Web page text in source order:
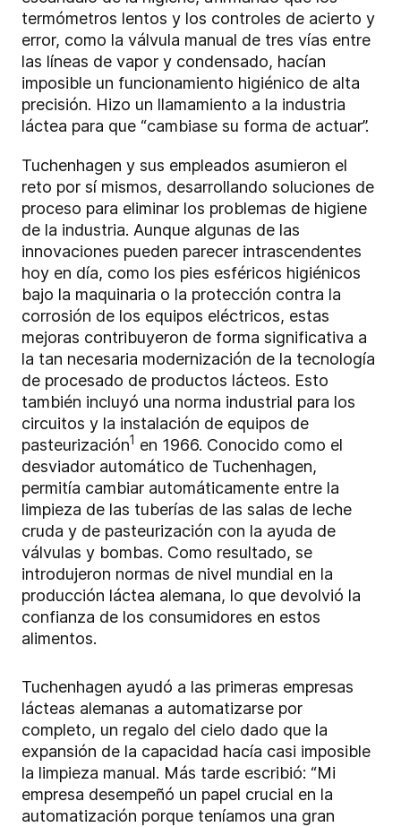
termómetros lentos y los controles de acierto y
error, como la válvula manual de tres vías entre
las líneas de vapor y condensado, hacían
imposible un funcionamiento higiénico de alta
precisión. Hizo un llamamiento a la industria
láctea para que “cambiase su forma de actuar”.
Tuchenhagen y sus empleados asumieron el
reto por sí mismos, desarrollando soluciones de
proceso para eliminar los problemas de higiene
de la industria. Aunque algunas de las
innovaciones pueden parecer intrascendentes
hoy en día, como los pies esféricos higiénicos
bajo la maquinaria o la protección contra la
corrosión de los equipos eléctricos, estas
mejoras contribuyeron de forma significativa a
la tan necesaria modernización de la tecnología
de procesado de productos lácteos. Esto
también incluyó una norma industrial para los
circuitos y la instalación de equipos de
pasteurización1 en 1966. Conocido como el
desviador automático de Tuchenhagen,
permitía cambiar automáticamente entre la
limpieza de las tuberías de las salas de leche
cruda y de pasteurización con la ayuda de
válvulas y bombas. Como resultado, se
introdujeron normas de nivel mundial en la
producción láctea alemana, lo que devolvió la
confianza de los consumidores en estos
alimentos.
Tuchenhagen ayudó a las primeras empresas
lácteas alemanas a automatizarse por
completo, un regalo del cielo dado que la
expansión de la capacidad hacía casi imposible
la limpieza manual. Más tarde escribió: “Mi
empresa desempeñó un papel crucial en la
automatización porque teníamos una gran